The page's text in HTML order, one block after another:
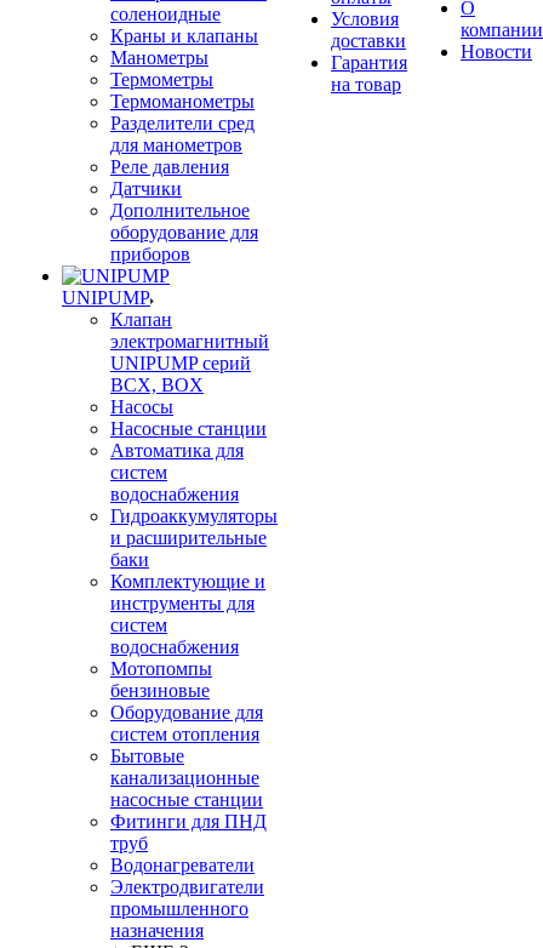
соленоидные
Краны и клапаны
Манометры
Термометры
Термоманометры
Разделители сред
для манометров
Реле давления
Датчики
Дополнительное
оборудование для
приборов
UNIPUMP
Клапан
электромагнитный
UNIPUMP серий
BCX, BOX
Насосы
Насосные станции
Автоматика для
систем
водоснабжения
Гидроаккумуляторы
и расширительные
баки
Комплектующие и
инструменты для
систем
водоснабжения
Мотопомпы
бензиновые
Оборудование для
систем отопления
Бытовые
канализационные
насосные станции
Фитинги для ПНД
труб
Водонагреватели
Электродвигатели
промышленного
назначения
Условия
доставки
Гарантия
на товар
О
компании
Новости